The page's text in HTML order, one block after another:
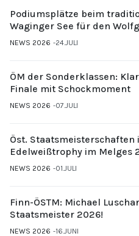
Podiumsplätze beim
Waginger See für den
NEWS 2026 24.JULI
ÖM der Sonderklassen:
Finale mit Schockmoment
NEWS 2026 07.JULI
Öst.
Edelweißtrophy im Melges
NEWS 2026 01.JULI
Finn-ÖSTM: Michael
Staatsmeister 2026!
NEWS 2026 16.JUNI